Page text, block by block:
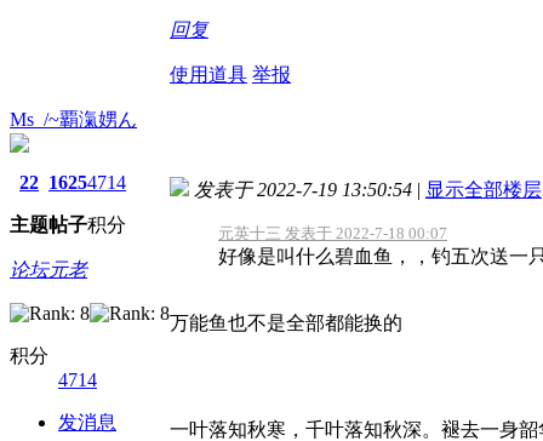
回复
使用道具 举报
Ms_/~覇滊娚ん
22
主题
1625
帖子
4714
积分
论坛元老
积分
4714
发消息
发表于 2022-7-19 13:50:54 | 显示全部楼层
元英十三 发表于 2022-7-18 00:07
好像是叫什么碧血鱼，，钓五次送一
万能鱼也不是全部都能换的
一叶落知秋寒，千叶落知秋深。褪去一身